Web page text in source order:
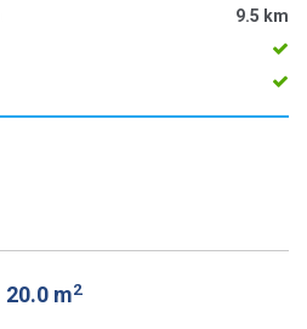
9.5 km
20.0 m2